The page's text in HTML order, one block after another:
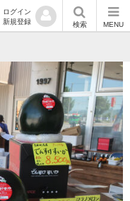
ログイン
新規登録
検索 MENU